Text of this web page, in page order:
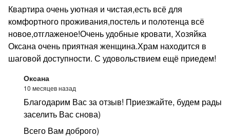
Квартира очень уютная и чистая,есть всё для
комфортного проживания,постель и полотенца всё
новое,отглаженое!Очень удобные кровати, Хозяйка
Оксана очень приятная женщина.Храм находится в
шаговой доступности. С удовольствием ещё приедем!
Оксана
10 месяцев назад
Благодарим Вас за отзыв! Приезжайте, будем рады
заселить Вас снова)
Всего Вам доброго)